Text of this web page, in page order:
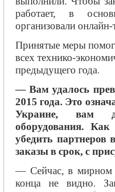
работает, в
организовали
Принятые меры
всех технико-
предыдущего года.
— Вам удалось
2015 года. Это
Украине, вам
оборудования.
убедить
заказы в срок, с
— Сейчас, в мирном
конца не видно.